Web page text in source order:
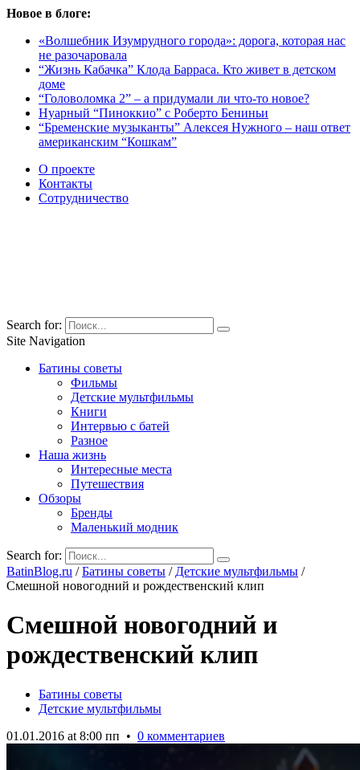
Новое в блоге:
«Волшебник Изумрудного города»: дорога, которая нас
не разочаровала
“Жизнь Кабачка” Клода Барраса. Кто живет в детском
доме
“Головоломка 2” – а придумали ли что-то новое?
Нуарный “Пиноккио” с Роберто Бениньи
“Бременские музыканты” Алексея Нужного – наш ответ
американским “Кошкам”
О проекте
Контакты
Сотрудничество
Search for:
Site Navigation
Батины советы
Фильмы
Детские мультфильмы
Книги
Интервью с батей
Разное
Наша жизнь
Интересные места
Путешествия
Обзоры
Бренды
Маленький модник
Search for:
BatinBlog.ru /Батины советы / Детские мультфильмы /
Смешной новогодний и рождественский клип
Смешной новогодний и
рождественский клип
Батины советы
Детские мультфильмы
01.01.2016 at 8:00 пп • 0 комментариев